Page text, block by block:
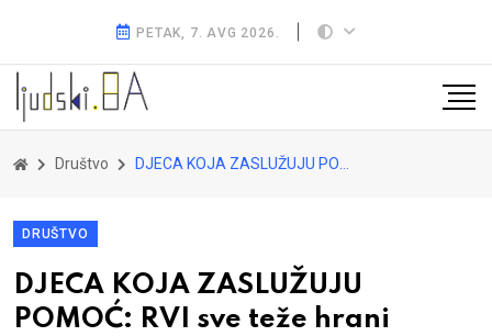
PETAK, 7. AVG 2026.
Društvo DJECA KOJA ZASLUŽUJU POMOĆ: RVI sve teže hrani petočlanu porodicu
DRUŠTVO
DJECA KOJA ZASLUŽUJU
POMOĆ: RVI sve teže hrani